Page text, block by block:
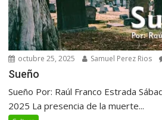
octubre 25, 2025 Samuel Perez Rios
Sueño
Sueño Por: Raúl Franco Estrada
2025 La presencia de la muerte...